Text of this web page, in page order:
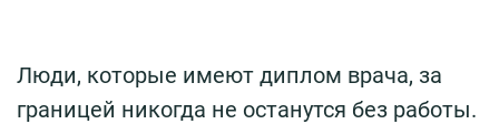
Люди, которые имеют диплом врача, за
границей никогда не останутся без работы.